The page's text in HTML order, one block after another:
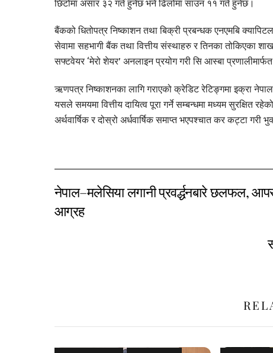
छिटोमा असार ३२ गते हुनेछ भने ढिलोमा साउन ११ गते हुनेछ।
बैंकको धितोपत्र निष्काशन तथा बिक्री प्रबन्धक एनएमबि
सेवामा सहभागी बैंक तथा वित्तीय संस्थाहरु र तिनका तोकिएका
सफ्टवेयर ‘मेरो शेयर’ अनलाइन प्रयोग गरी सि आस्बा
ऋणपत्र निष्काशनका लागि गराएको क्रेडिट रेटिङ्गमा इक्रा
यसले समयमा वित्तीय दायित्व पूरा गर्ने सम्बन्धमा मध्यम
अर्थवार्षिक र दोस्रो अर्धवार्षिक समाप्त भएपश्चात कर कट्टा गरी
नेपाल–मलेसिया लगानी प्रवर्द्धनबारे छलफल,
आग्रह